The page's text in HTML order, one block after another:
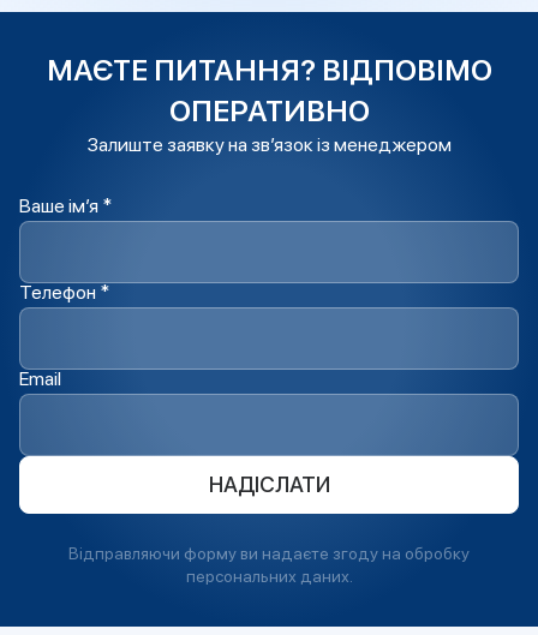
МАЄТЕ ПИТАННЯ? ВІДПОВІМО
ОПЕРАТИВНО
Залиште заявку на зв’язок із менеджером
Ваше ім’я *
Телефон *
Email
НАДІСЛАТИ
Відправляючи форму ви надаєте згоду на обробку
персональних даних.